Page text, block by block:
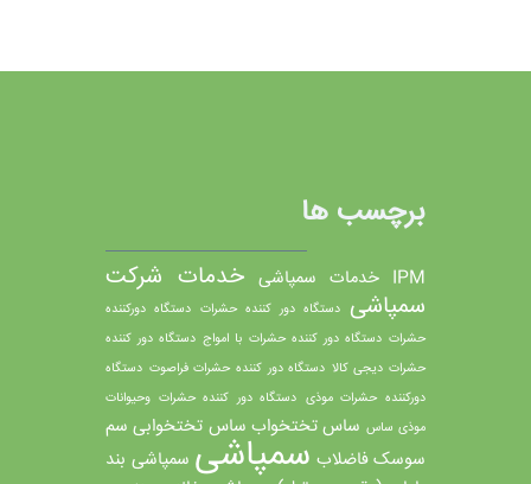
برچسب ها
IPM خدمات سمپاشی خدمات شرکت
سمپاشی دستگاه دور كننده حشرات دستگاه دورکننده
حشرات دستگاه دور کننده حشرات با امواج دستگاه دور کننده
حشرات دیجی کالا دستگاه دور کننده حشرات فراصوت دستگاه
دورکننده حشرات موذی دستگاه دور کننده حشرات وحیوانات
موذی ساس ساس تختخواب ساس تختخوابی سم
سوسک فاضلاب سمپاشی سمپاشی بند